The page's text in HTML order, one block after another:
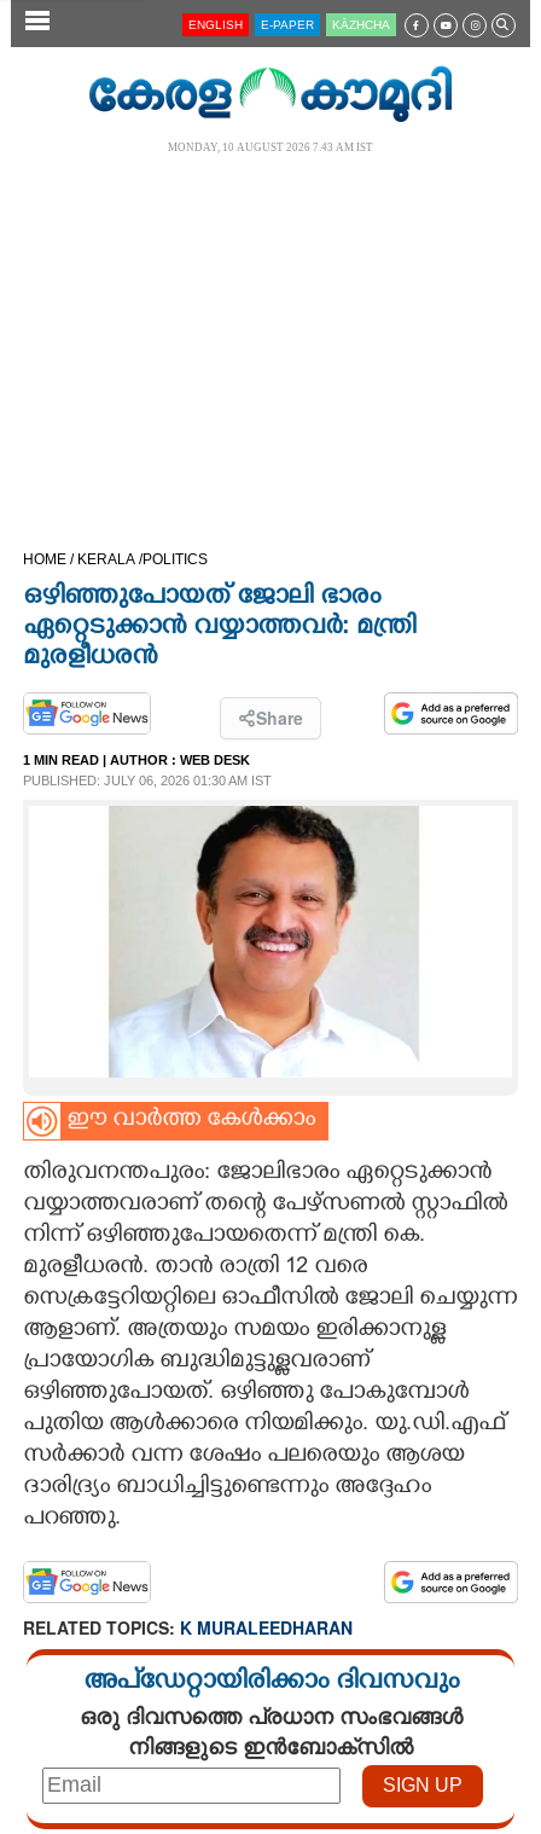
SECTIONS
CINEMA
OPINION
PHOTOS
LIFESTYLE
CARTOONS
LITERATURE
ZOOM
CONTACT US
ENGLISH E-PAPER KĀZHCHA
MONDAY, 10 AUGUST 2026 7.43 AM IST
HOME / KERALA /POLITICS
ഒഴിഞ്ഞുപോയത് ജോലി ഭാരം
ഏറ്റെടുക്കാൻ വയ്യാത്തവർ: മന്ത്രി
മുരളീധരൻ
Share
1 MIN READ | AUTHOR : WEB DESK
PUBLISHED: JULY 06, 2026 01:30 AM IST
ഈ വാർത്ത കേൾക്കാം
തിരുവനന്തപുരം: ജോലിഭാരം ഏറ്റെടുക്കാൻ
വയ്യാത്തവരാണ് തന്റെ പേഴ്സണൽ സ്റ്റാഫിൽ
നിന്ന് ഒഴിഞ്ഞുപോയതെന്ന് മന്ത്രി കെ.
മുരളീധരൻ. താൻ രാത്രി 12 വരെ
സെക്രട്ടേറിയറ്റിലെ ഓഫീസിൽ ജോലി ചെയ്യുന്ന
ആളാണ്. അത്രയും സമയം ഇരിക്കാനുള്ള
പ്രായോഗിക ബുദ്ധിമുട്ടുള്ളവരാണ്
ഒഴിഞ്ഞുപോയത്. ഒഴിഞ്ഞു പോകുമ്പോൾ
പുതിയ ആൾക്കാരെ നിയമിക്കും. യു.ഡി.എഫ്
സർക്കാർ വന്ന ശേഷം പലരെയും ആശയ
ദാരിദ്ര്യം ബാധിച്ചിട്ടുണ്ടെന്നും അദ്ദേഹം
പറഞ്ഞു.
RELATED TOPICS: K MURALEEDHARAN
അപ്ഡേറ്റായിരിക്കാം ദിവസവും
ഒരു ദിവസത്തെ പ്രധാന സംഭവങ്ങൾ
നിങ്ങളുടെ ഇൻബോക്സിൽ